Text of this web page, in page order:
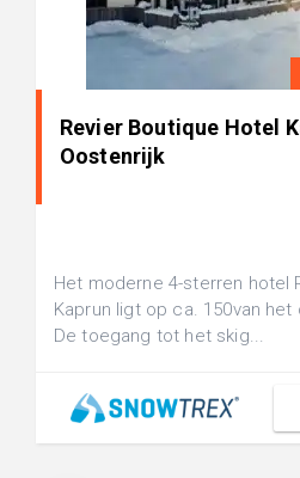
Revier Boutique Hotel
Oostenrijk
Het moderne 4-sterren hotel
Kaprun ligt op ca. 150van het
De toegang tot het skig...